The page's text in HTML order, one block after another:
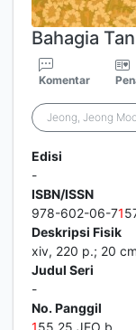
Bahagia
Komentar
Jeong, Jeong
Edisi
-
ISBN/ISSN
978-602-06-71
Deskripsi Fisik
xiv, 220 p.; 20 cm
Judul Seri
-
No. Panggil
155.25 JEO b